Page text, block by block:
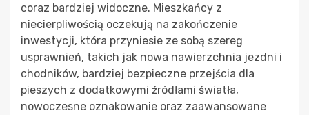
coraz bardziej widoczne. Mieszkańcy z
niecierpliwością oczekują na zakończenie
inwestycji, która przyniesie ze sobą szereg
usprawnień, takich jak nowa nawierzchnia jezdni i
chodników, bardziej bezpieczne przejścia dla
pieszych z dodatkowymi źródłami światła,
nowoczesne oznakowanie oraz zaawansowane